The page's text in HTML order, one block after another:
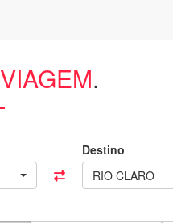
VIAGEM.
Destino
RIO CLARO